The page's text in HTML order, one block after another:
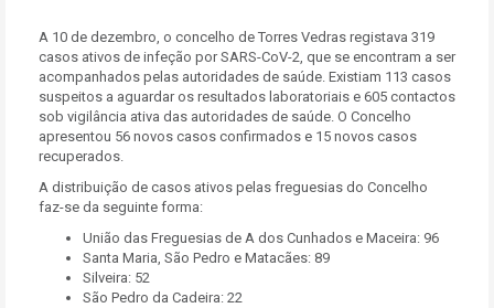
A 10 de dezembro, o concelho de Torres Vedras registava 319
casos ativos de infeção por SARS-CoV-2, que se encontram a ser
acompanhados pelas autoridades de saúde. Existiam 113 casos
suspeitos a aguardar os resultados laboratoriais e 605 contactos
sob vigilância ativa das autoridades de saúde. O Concelho
apresentou 56 novos casos confirmados e 15 novos casos
recuperados.
A distribuição de casos ativos pelas freguesias do Concelho
faz-se da seguinte forma:
União das Freguesias de A dos Cunhados e Maceira: 96
Santa Maria, São Pedro e Matacães: 89
Silveira: 52
São Pedro da Cadeira: 22